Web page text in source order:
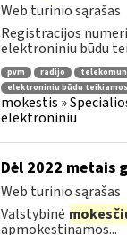
Web turinio sąrašas
Registracijos
elektroniniu būdu
pvm radijo
elektroniniu būdu
mokestis »
elektroniniu
Dėl 2022 metais
Web turinio sąrašas
Valstybinė
apmokestinamos...